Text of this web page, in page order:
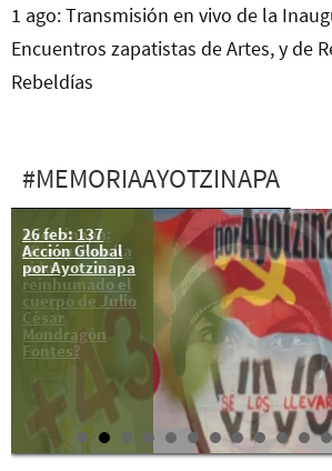
1 ago: Transmisión en vivo de la
Encuentros zapatistas de Artes, y de
Rebeldías
#MEMORIAAYOTZINAPA
26 feb: 137
Acción Global
por Ayotzinapa
Ayotzinapa:
¿Por qué no ha
sido
reinhumado el
cuerpo de Julio
César
Mondragón
Fontes?